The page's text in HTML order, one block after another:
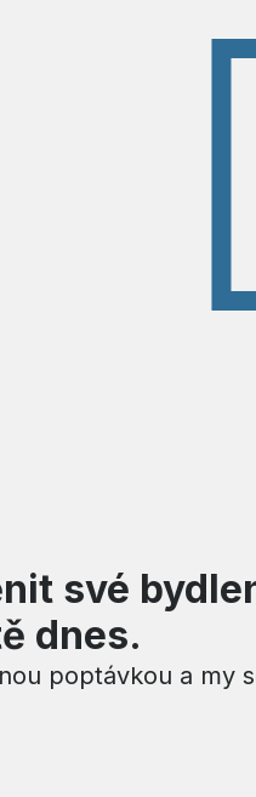
své
dnes.
poptávkou a my